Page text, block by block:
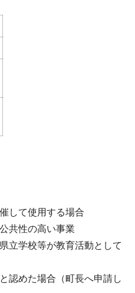
して使用する場合
共性の高い事業
立学校等が教育活動として
認めた場合（町長へ申請し